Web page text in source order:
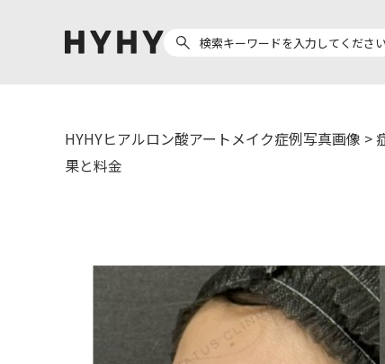
ヒアルロン酸注入
ザーフ(XERF)
ボラックス
ボリューマ
HYHYヒアルロン酸アートメイク症例写真画像 >
果と料金